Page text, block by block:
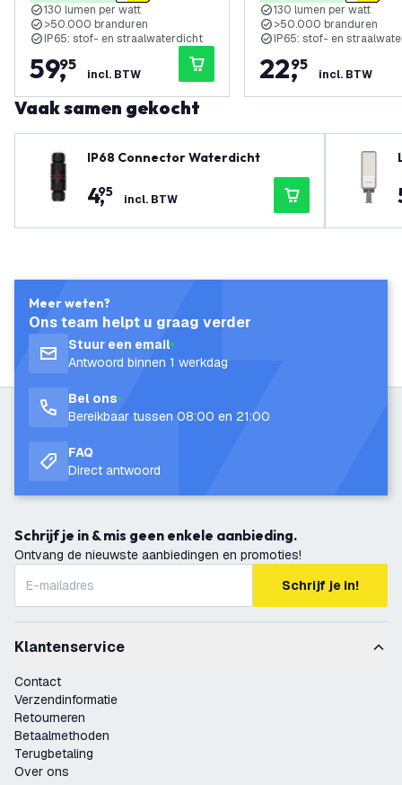
130 lumen per watt
>50.000 branduren
IP65: stof- en straalwaterdicht
59,
95
incl. BTW
130 lumen per watt
>50.000 branduren
IP65: stof- en
22,
95
incl. BTW
Vaak samen gekocht
IP68 Connector Waterdicht
4,
95 incl. BTW
Meer weten?
Ons team helpt u graag verder
Stuur een email
Antwoord binnen 1 werkdag
Bel ons
Bereikbaar tussen 08:00 en 21:00
FAQ
Direct antwoord
Schrijf je in & mis geen enkele aanbieding.
Ontvang de nieuwste aanbiedingen en promoties!
Schrijf je in!
Klantenservice
Contact
Verzendinformatie
Retourneren
Betaalmethoden
Terugbetaling
Over ons